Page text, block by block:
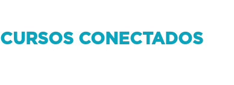
CURSOS CONECTADOS